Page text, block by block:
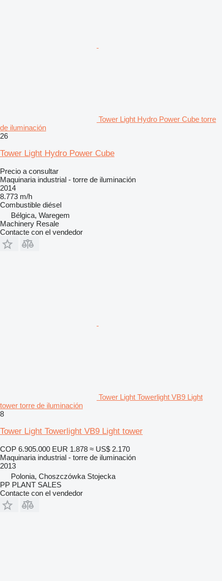
Tower Light Hydro Power Cube torre
de iluminación
26
Tower Light Hydro Power Cube
Precio a consultar
Maquinaria industrial - torre de iluminación
2014
8.773 m/h
Combustible diésel
Bélgica, Waregem
Machinery Resale
Contacte con el vendedor
Tower Light Towerlight VB9 Light
tower torre de iluminación
8
Tower Light Towerlight VB9 Light tower
COP 6.905.000 EUR 1.878 ≈ US$ 2.170
Maquinaria industrial - torre de iluminación
2013
Polonia, Choszczówka Stojecka
PP PLANT SALES
Contacte con el vendedor